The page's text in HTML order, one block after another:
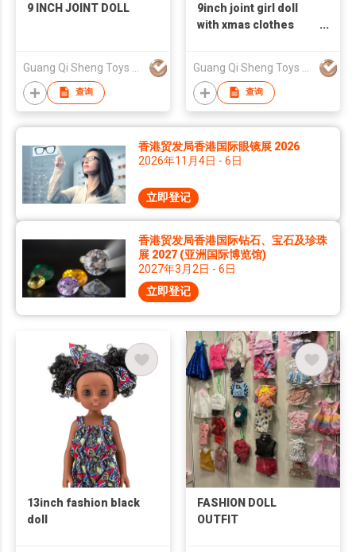
9 INCH JOINT DOLL
查询
9inch joint girl doll
with xmas clothes
查询
香港贸发局香港国际眼镜展 2026
2026年11月4日 - 6日
立即登记
香港贸发局香港国际钻石、宝石及珍珠
展 2027 (亚洲国际博览馆)
2027年3月2日 - 6日
立即登记
13inch fashion black
doll
FASHION DOLL
OUTFIT